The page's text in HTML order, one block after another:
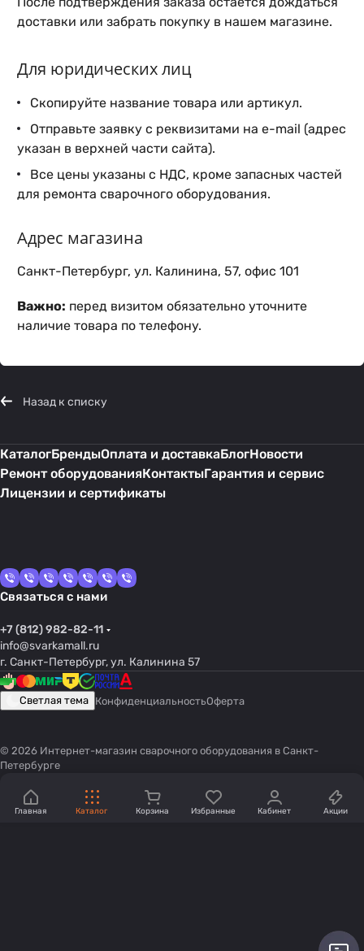
доставки или забрать покупку в нашем магазине.
Для юридических лиц
Скопируйте название товара или артикул.
Отправьте заявку с реквизитами на e-mail (адрес
указан в верхней части сайта).
Все цены указаны с НДС, кроме запасных частей
для ремонта сварочного оборудования.
Адрес магазина
Санкт-Петербург, ул. Калинина, 57, офис 101
Важно: перед визитом обязательно уточните
наличие товара по телефону.
Назад к списку
КаталогБрендыОплата и доставкаБлогНовости
Ремонт оборудованияКонтактыГарантия и сервис
Лицензии и сертификаты
Связаться с нами
+7 (812) 982-82-11
info@svarkamall.ru
г. Санкт-Петербург, ул. Калинина 57
Светлая тема КонфиденциальностьОферта
© 2026 Интернет-магазин сварочного оборудования в Санкт-
Петербурге
Главная Каталог Корзина Избранные Кабинет Акции